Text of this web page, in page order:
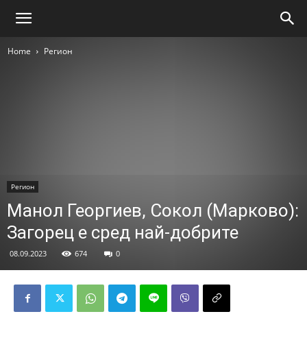
Home Регион
Регион
Манол Георгиев, Сокол (Марково):
Загорец е сред най-добрите
08.09.2023 674 0